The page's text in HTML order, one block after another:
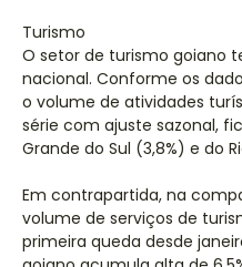
Turismo
O setor de turismo goiano
nacional. Conforme os
o volume de atividades
série com ajuste sazonal,
Grande do Sul (3,8%) e do
Em contrapartida, na
volume de serviços de
primeira queda desde